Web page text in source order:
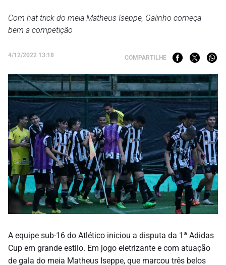
Com hat trick do meia Matheus Iseppe, Galinho começa
bem a competição
4/12/2022 13:18 COMPARTILHE
A equipe sub-16 do Atlético iniciou a disputa da 1ª Adidas
Cup em grande estilo. Em jogo eletrizante e com atuação
de gala do meia Matheus Iseppe, que marcou três belos